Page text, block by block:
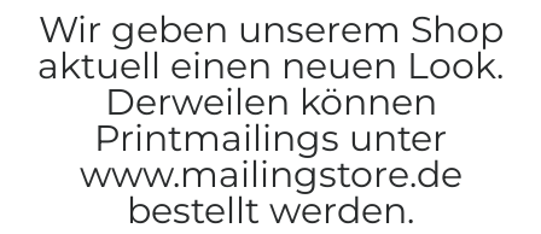
Wir geben unserem Shop
aktuell einen neuen Look.
Derweilen können
Printmailings unter
www.mailingstore.de
bestellt werden.